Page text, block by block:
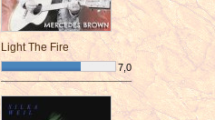
Light The Fire
7,0
¯¯¯¯¯¯¯¯¯¯¯¯¯¯¯¯¯¯¯¯¯¯¯¯